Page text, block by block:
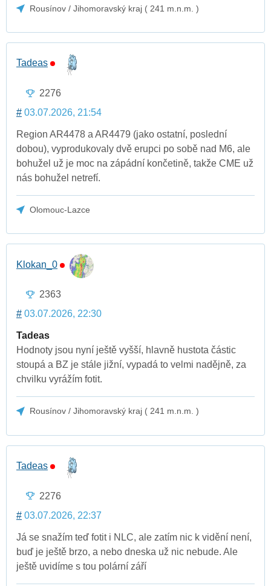
Rousínov / Jihomoravský kraj ( 241 m.n.m. )
Tadeas
2276
# 03.07.2026, 21:54
Region AR4478 a AR4479 (jako ostatní, poslední
dobou), vyprodukovaly dvě erupci po sobě nad M6, ale
bohužel už je moc na zápádní končetině, takže CME už
nás bohužel netrefí.
Olomouc-Lazce
Klokan_0
2363
# 03.07.2026, 22:30
Tadeas
Hodnoty jsou nyní ještě vyšší, hlavně hustota částic
stoupá a BZ je stále jižní, vypadá to velmi nadějně, za
chvilku vyrážím fotit.
Rousínov / Jihomoravský kraj ( 241 m.n.m. )
Tadeas
2276
# 03.07.2026, 22:37
Já se snažím teď fotit i NLC, ale zatím nic k vidění není,
buď je ještě brzo, a nebo dneska už nic nebude. Ale
ještě uvidíme s tou polární září